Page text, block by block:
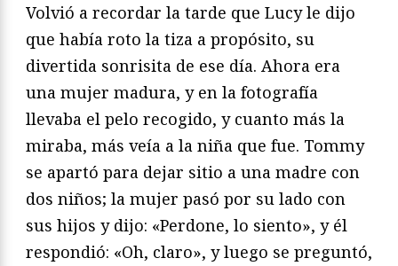
Volvió a recordar la tarde que Lucy le dijo
que había roto la tiza a propósito, su
divertida sonrisita de ese día. Ahora era
una mujer madura, y en la fotografía
llevaba el pelo recogido, y cuanto más la
miraba, más veía a la niña que fue. Tommy
se apartó para dejar sitio a una madre con
dos niños; la mujer pasó por su lado con
sus hijos y dijo: «Perdone, lo siento», y él
respondió: «Oh, claro», y luego se preguntó,